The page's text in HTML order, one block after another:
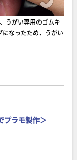
うがい専用のゴムキ
なったため、うがい
プラモ製作＞